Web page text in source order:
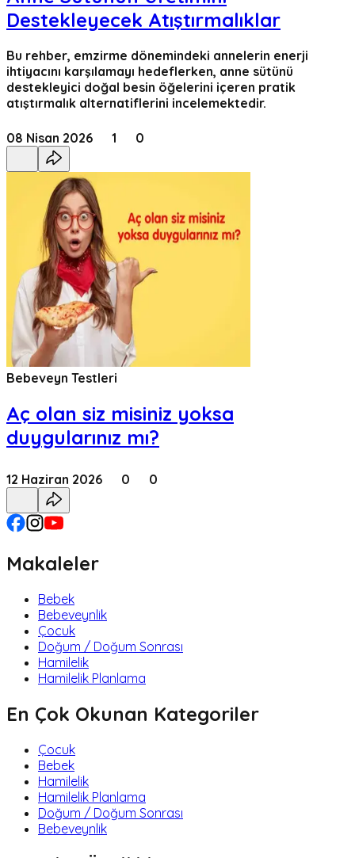
Destekleyecek Atıştırmalıklar
Bu rehber, emzirme dönemindeki annelerin enerji
ihtiyacını karşılamayı hedeflerken, anne sütünü
destekleyici doğal besin öğelerini içeren pratik
atıştırmalık alternatiflerini incelemektedir.
08 Nisan 2026 1 0
Bebeveyn Testleri
Aç olan siz misiniz yoksa
duygularınız mı?
12 Haziran 2026 0 0
Makaleler
Bebek
Bebeveynlik
Çocuk
Doğum / Doğum Sonrası
Hamilelik
Hamilelik Planlama
En Çok Okunan Kategoriler
Çocuk
Bebek
Hamilelik
Hamilelik Planlama
Doğum / Doğum Sonrası
Bebeveynlik